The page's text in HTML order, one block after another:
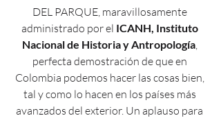
DEL PARQUE, maravillosamente
administrado por el ICANH, Instituto
Nacional de Historia y Antropología,
perfecta demostración de que en
Colombia podemos hacer las cosas bien,
tal y como lo hacen en los países más
avanzados del exterior. Un aplauso para